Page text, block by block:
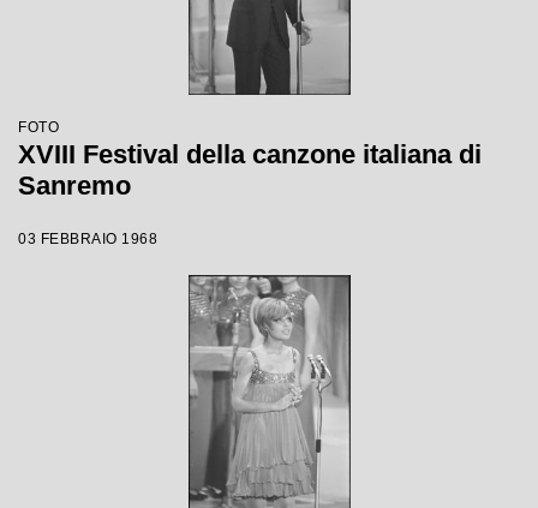
FOTO
XVIII Festival della canzone italiana di
Sanremo
03 FEBBRAIO 1968